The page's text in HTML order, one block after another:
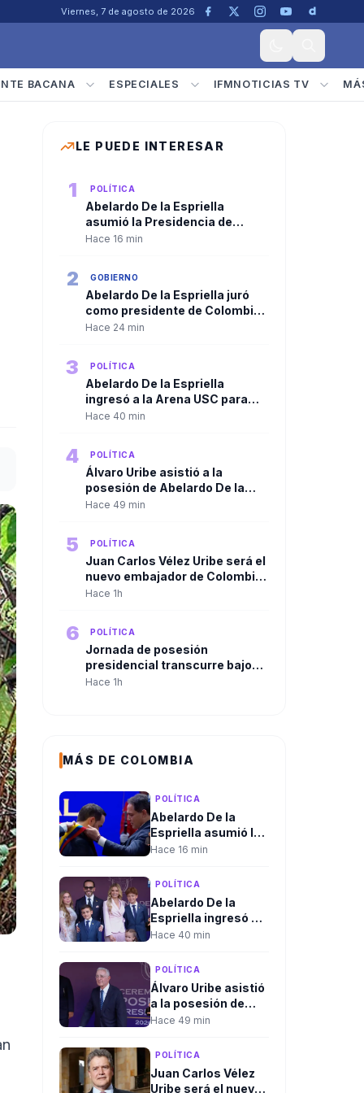
Viernes, 7 de agosto de 2026
BACANA ESPECIALES IFMNOTICIAS TV
LE PUEDE INTERESAR
1 POLÍTICA
Abelardo De la Espriella
asumió la Presidencia de
Colombia y José Manuel
Hace 16 min
2 GOBIERNO
Abelardo De la Espriella juró
como presidente de Colombia
y recibió la banda presidencial
Hace 24 min
3 POLÍTICA
Abelardo De la Espriella
ingresó a la Arena USC para
iniciar la ceremonia de
Hace 40 min
4 POLÍTICA
Álvaro Uribe asistió a la
posesión de Abelardo De la
Espriella y despejó las dudas
Hace 49 min
5 POLÍTICA
Juan Carlos Vélez Uribe será el
nuevo embajador de Colombia
en Ecuador por designación del
Hace 1h
6 POLÍTICA
Jornada de posesión
presidencial transcurre bajo
máxima alerta por hechos de
Hace 1h
MÁS DE COLOMBIA
POLÍTICA
Abelardo De la
Espriella asumió la
Presidencia de
Manuel Restrepo se
vicepresidente
Hace 16 min
POLÍTICA
Abelardo De la
Espriella ingresó a
la Arena USC para
de posesión
presidencial en Cali
Hace 40 min
POLÍTICA
Álvaro Uribe asistió
a la posesión de
Abelardo De la
las dudas sobre su
Hace 49 min
POLÍTICA
Juan Carlos Vélez
Uribe será el nuevo